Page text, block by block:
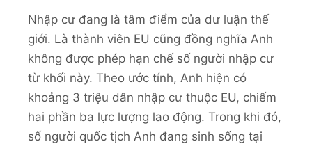
Nhập cư đang là tâm điểm của dư luận thế
giới. Là thành viên EU cũng đồng nghĩa Anh
không được phép hạn chế số người nhập cư
từ khối này. Theo ước tính, Anh hiện có
khoảng 3 triệu dân nhập cư thuộc EU, chiếm
hai phần ba lực lượng lao động. Trong khi đó,
số người quốc tịch Anh đang sinh sống tại